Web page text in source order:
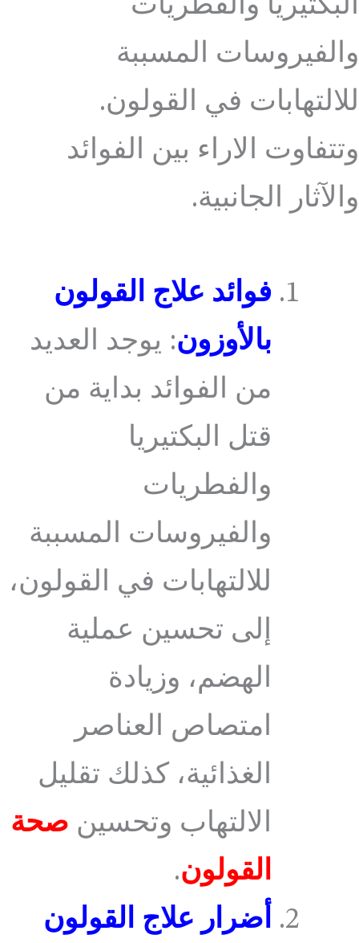
البكتيريا والفطريات
والفيروسات المسببة
للالتهابات في القولون.
وتتفاوت الاراء بين الفوائد
والآثار الجانبية.
فوائد علاج القولون
بالأوزون: يوجد العديد
من الفوائد بداية من
قتل البكتيريا
والفطريات
والفيروسات المسببة
للالتهابات في القولون،
إلى تحسين عملية
الهضم، وزيادة
امتصاص العناصر
الغذائية، كذلك تقليل
الالتهاب وتحسين صحة
القولون.
أضرار علاج القولون